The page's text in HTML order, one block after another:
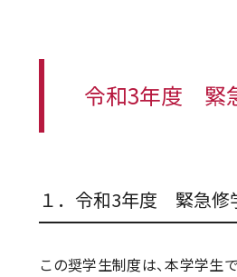
令和3年度 緊
１．令和3年度 緊急修
この奨学生制度は、本学学生